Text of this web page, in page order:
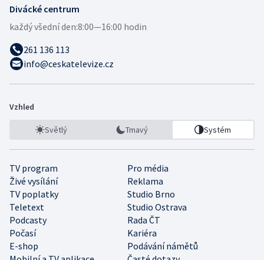
Divácké centrum
každý všední den:8:00—16:00 hodin
261 136 113
info@ceskatelevize.cz
Vzhled
Světlý Tmavý Systém
TV program
Pro média
Živé vysílání
Reklama
TV poplatky
Studio Brno
Teletext
Studio Ostrava
Podcasty
Rada ČT
Počasí
Kariéra
E-shop
Podávání námětů